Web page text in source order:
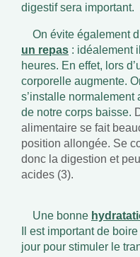
digestif sera important.
On évite également
un repas : idéalement
heures. En effet, lors
corporelle augmente.
s’installe normalement
de notre corps baisse.
alimentaire se fait
position allongée. Se
donc la digestion et
acides (3).
Une bonne
Il est important de
jour pour stimuler le